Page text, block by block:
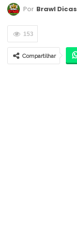
Por Brawl Dicas
153
Compartilhar